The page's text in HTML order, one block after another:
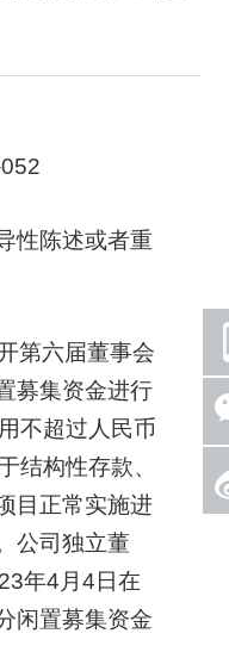
性陈述或者重
第六届董事会
募集资金进行
不超过人民币
结构性存款、
目正常实施进
公司独立董
年4月4日在
闲置募集资金